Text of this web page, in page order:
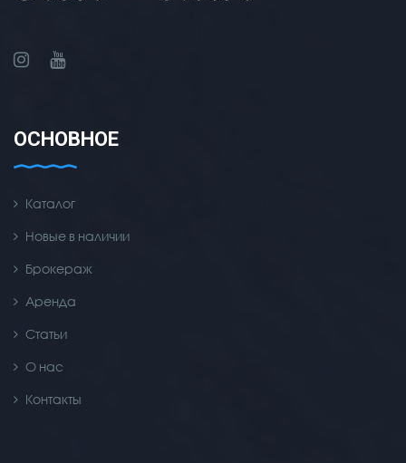
ОСНОВНОЕ
Каталог
Новые в наличии
Брокераж
Аренда
Статьи
О нас
Контакты